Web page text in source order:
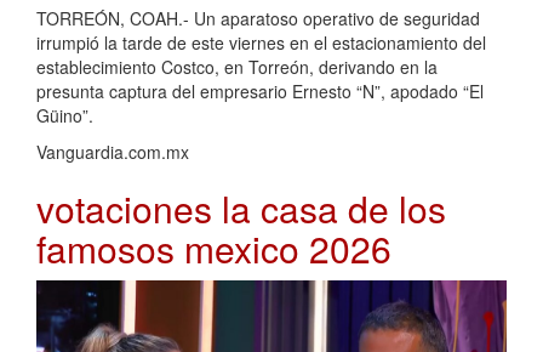
TORREÓN, COAH.- Un aparatoso operativo de seguridad
irrumpió la tarde de este viernes en el estacionamiento del
establecimiento Costco, en Torreón, derivando en la
presunta captura del empresario Ernesto “N”, apodado “El
Güino”.
Vanguardia.com.mx
votaciones la casa de los
famosos mexico 2026